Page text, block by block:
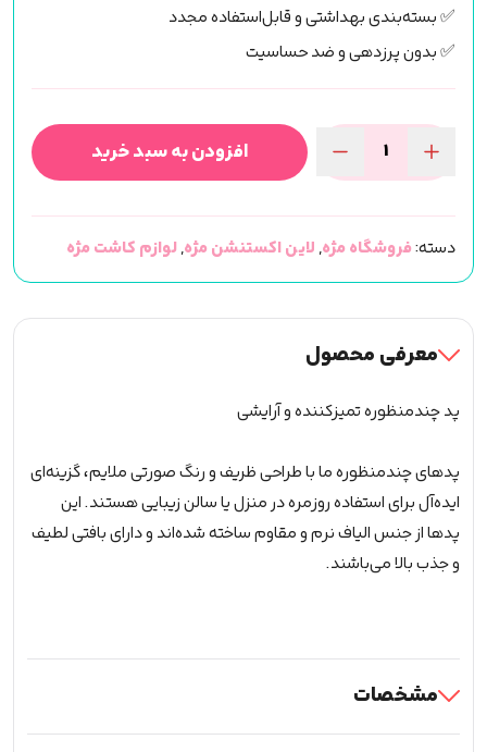
✅ بسته‌بندی بهداشتی و قابل‌استفاده مجدد
✅ بدون پرزدهی و ضد حساسیت
اکستنشن
عدد
افزودن به سبد خرید
دسته:فروشگاه مژه, لاین اکستنشن مژه,لوازم کاشت مژه
معرفی محصول
پد چندمنظوره تمیزکننده و آرایشی
پدهای چندمنظوره ما با طراحی ظریف و رنگ صورتی ملایم، گزینه‌ای
ایده‌آل برای استفاده روزمره در منزل یا سالن زیبایی هستند. این
پدها از جنس الیاف نرم و مقاوم ساخته شده‌اند و دارای بافتی لطیف
و جذب بالا می‌باشند.
مشخصات